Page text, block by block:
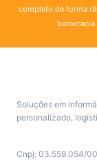
completo de forma
burocracia.
Soluções em
personalizado,
Cnpj: 03.559.054/